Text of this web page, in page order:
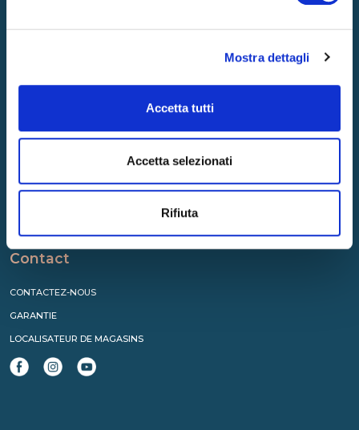
Mostra dettagli
Accetta tutti
Accetta selezionati
Rifiuta
Entreprise
DURABILITÉ BLOG
Contact
CONTACTEZ-NOUS
GARANTIE
LOCALISATEUR DE MAGASINS